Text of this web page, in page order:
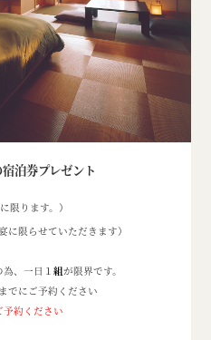
泊券プレゼント
限ります。）
に限らせていただきます）
、一日１ 組が限界です。
でにご予約ください
予約ください